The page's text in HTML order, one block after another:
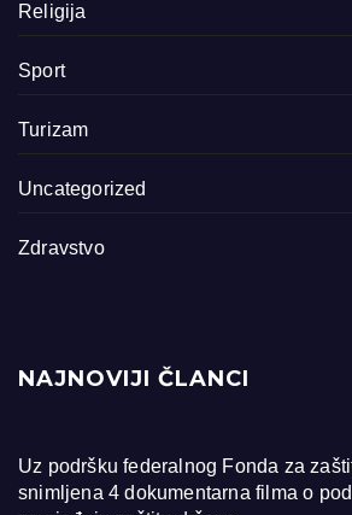
Religija
Sport
Turizam
Uncategorized
Zdravstvo
NAJNOVIJI ČLANCI
Uz podršku federalnog Fonda za
snimljena 4 dokumentarna filma o